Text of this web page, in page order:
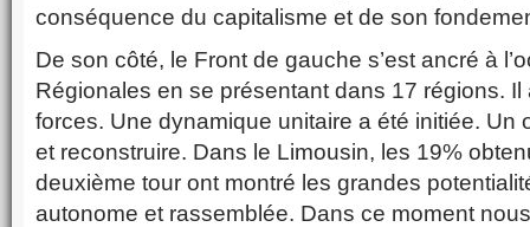
conséquence du capitalisme et de son
De son côté, le Front de gauche s’est ancré à
Régionales en se présentant dans 17 régions. Il
forces. Une dynamique unitaire a été initiée. Un
et reconstruire. Dans le Limousin, les 19%
deuxième tour ont montré les grandes
autonome et rassemblée. Dans ce moment